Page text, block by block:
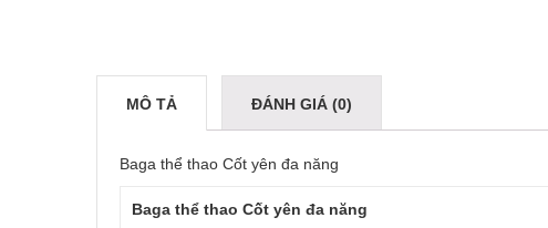
MÔ TẢ ĐÁNH GIÁ (0)
Baga thể thao Cốt yên đa năng
Baga thể thao Cốt yên đa năng